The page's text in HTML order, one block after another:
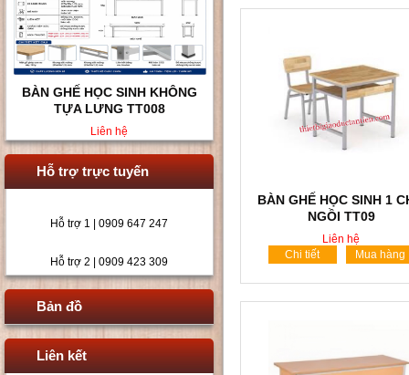
BÀN GHẾ HỌC SINH VÀ SINH
VIÊN TT010
Liên hệ
Hỗ trợ trực tuyến
Hỗ trợ 1 | 0909 647 247
Hỗ trợ 2 | 0909 423 309
Bản đồ
Liên kết
BÀN GHẾ HỌC SINH 1
NGỒI TT09
Liên hệ
Chi tiết
Mua hàng